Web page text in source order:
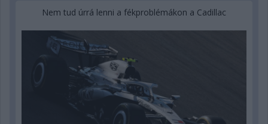
Nem tud úrrá lenni a fékproblémákon a Cadillac